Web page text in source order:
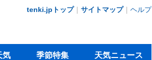
tenki.jpトップ｜ サイトマップ｜ ヘルプ
気 季節特集 天気ニュース